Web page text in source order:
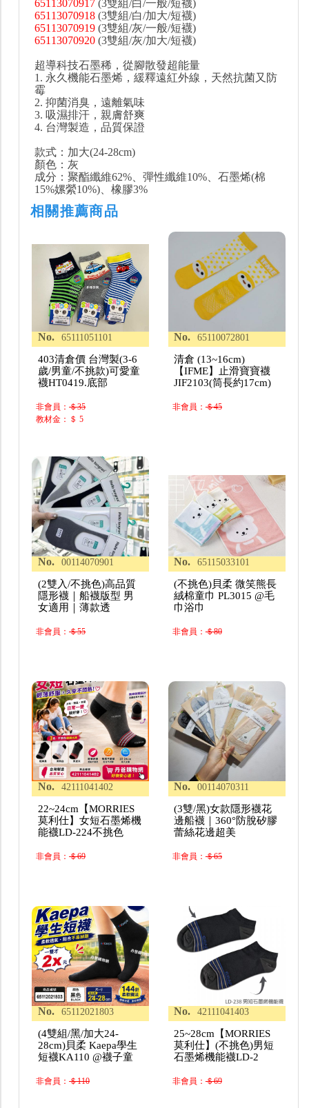
65113070917 (3雙組/白/一般/短襪)
65113070918 (3雙組/白/加大/短襪)
65113070919 (3雙組/灰/一般/短襪)
65113070920 (3雙組/灰/加大/短襪)
超導科技石墨稀，從腳散發超能量
1. 永久機能石墨烯，緩釋遠紅外線，天然抗菌又防
霉
2. 抑菌消臭，遠離氣味
3. 吸濕排汗，親膚舒爽
4. 台灣製造，品質保證
款式：加大(24-28cm)
顏色：灰
成分：聚酯纖維62%、彈性纖維10%、石墨烯(棉
15%嫘縈10%)、橡膠3%
相關推薦商品
No. 65111051101
403清倉價 台灣製(3-6
歲/男童/不挑款)可愛童
襪HT0419.底部
非會員：＄35
教材金：＄ 5
No. 65110072801
清倉 (13~16cm)
【IFME】止滑寶寶襪
JIF2103(筒長約17cm)
非會員：＄45
No. 00114070901
(2雙入/不挑色)高品質
隱形襪｜船襪版型 男
女適用｜薄款透
非會員：＄55
No. 65115033101
(不挑色)貝柔 微笑熊長
絨棉童巾 PL3015 @毛
巾浴巾
非會員：＄80
No. 42111041402
22~24cm【MORRIES
莫利仕】女短石墨烯機
能襪LD-224不挑色
非會員：＄69
No. 00114070311
(3雙/黑)女款隱形襪花
邊船襪｜360°防脫矽膠
蕾絲花邊超美
非會員：＄65
No. 65112021803
(4雙組/黑/加大24-
28cm)貝柔 Kaepa學生
短襪KA110 @襪子童
非會員：＄110
No. 42111041403
25~28cm【MORRIES
莫利仕】(不挑色)男短
石墨烯機能襪LD-2
非會員：＄69